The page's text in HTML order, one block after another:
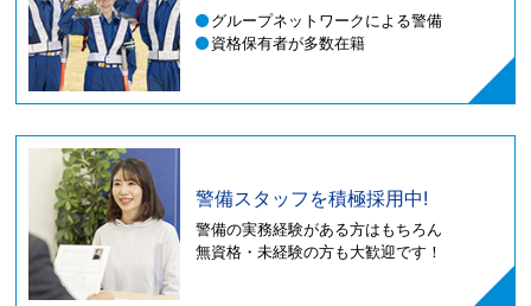
グループネットワークによる警備
資格保有者が多数在籍
警備スタッフを積極採用中!
警備の実務経験がある方はもちろん
無資格・未経験の方も大歓迎です！